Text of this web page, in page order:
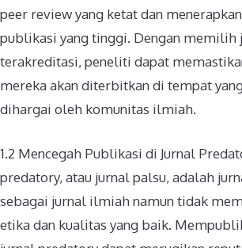
peer review yang ketat dan
publikasi yang tinggi. Dengan memilih
terakreditasi, peneliti dapat
mereka akan diterbitkan di tempat
dihargai oleh komunitas ilmiah.
1.2 Mencegah Publikasi di Jurnal
predatory, atau jurnal palsu, adalah
sebagai jurnal ilmiah namun tidak
etika dan kualitas yang baik.